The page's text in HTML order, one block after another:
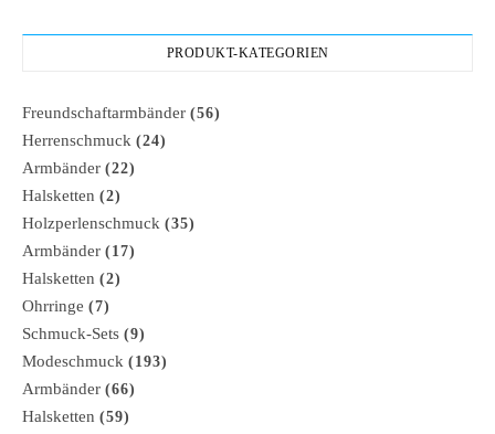
PRODUKT-KATEGORIEN
Freundschaftarmbänder (56)
Herrenschmuck (24)
Armbänder (22)
Halsketten (2)
Holzperlenschmuck (35)
Armbänder (17)
Halsketten (2)
Ohrringe (7)
Schmuck-Sets (9)
Modeschmuck (193)
Armbänder (66)
Halsketten (59)